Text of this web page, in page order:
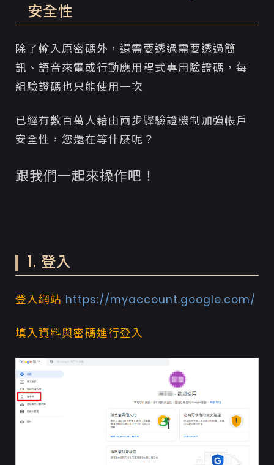
安全性
除了輸入原密碼外，還需要透過需要透過簡
訊、語音來電或行動應用程式專用驗證碼，每
組驗證碼也只能使用一次
已經有數百萬人藉由兩步驟驗證機制加強帳戶
安全性，您還在等什麼呢？
跟我們一起來操作吧！
1. 登入
登入網站 https://myaccount.google.com/
填入資料與密碼進行登入